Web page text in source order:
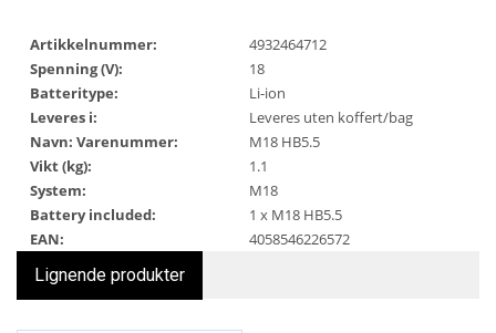
Artikkelnummer:
4932464712
Spenning (V):
18
Batteritype:
Li-ion
Leveres i:
Leveres uten koffert/bag
Navn: Varenummer:
M18 HB5.5
Vikt (kg):
1.1
System:
M18
Battery included:
1 x M18 HB5.5
EAN:
4058546226572
Lignende produkter